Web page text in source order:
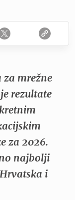
mrežne
rezultate
za 2026.
najbolji
i